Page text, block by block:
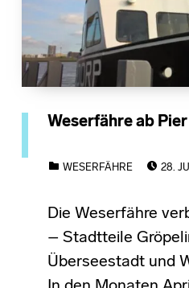
Weserfähre ab Pier
WESERFÄHRE
28.
Die Weserfähre
– Stadtteile
Überseestadt und